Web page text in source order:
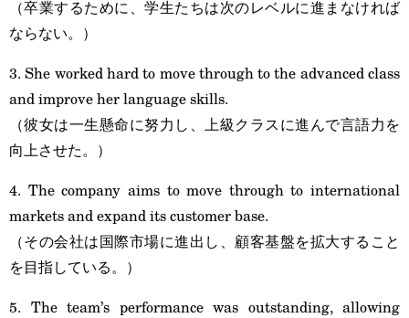
（卒業するために、学生たちは次のレベルに進まなければ
ならない。）
3. She worked hard to move through to the advanced class
and improve her language skills.
（彼女は一生懸命に努力し、上級クラスに進んで言語力を
向上させた。）
4. The company aims to move through to international
markets and expand its customer base.
（その会社は国際市場に進出し、顧客基盤を拡大すること
を目指している。）
5. The team’s performance was outstanding, allowing